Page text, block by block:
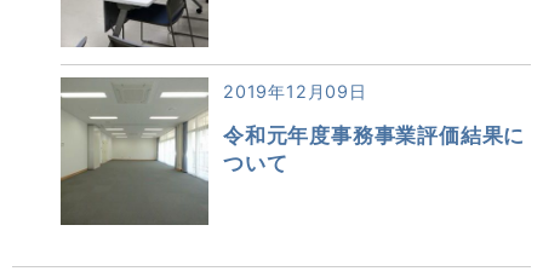
2019年12月09日
令和元年度事務事業評価結果に
ついて